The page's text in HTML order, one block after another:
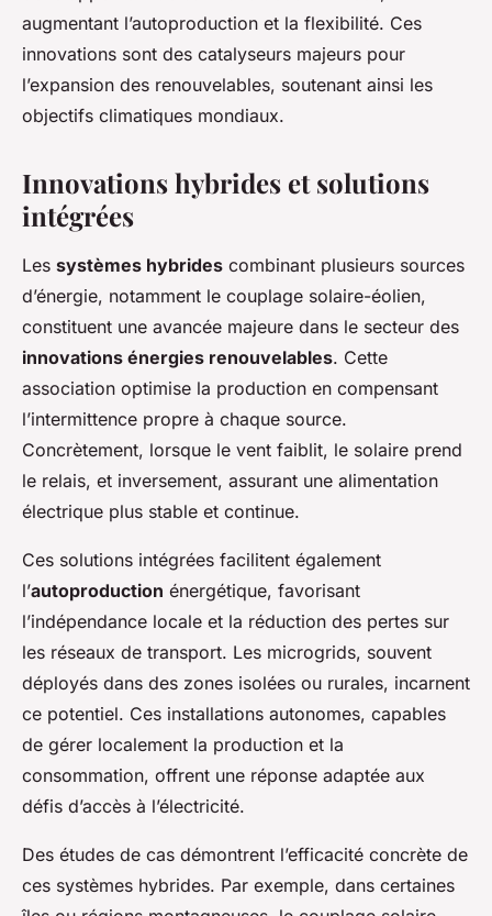
augmentant l’autoproduction et la flexibilité. Ces
innovations sont des catalyseurs majeurs pour
l’expansion des renouvelables, soutenant ainsi les
objectifs climatiques mondiaux.
Innovations hybrides et solutions
intégrées
Les systèmes hybrides combinant plusieurs sources
d’énergie, notamment le couplage solaire-éolien,
constituent une avancée majeure dans le secteur des
innovations énergies renouvelables. Cette
association optimise la production en compensant
l’intermittence propre à chaque source.
Concrètement, lorsque le vent faiblit, le solaire prend
le relais, et inversement, assurant une alimentation
électrique plus stable et continue.
Ces solutions intégrées facilitent également
l’autoproduction énergétique, favorisant
l’indépendance locale et la réduction des pertes sur
les réseaux de transport. Les microgrids, souvent
déployés dans des zones isolées ou rurales, incarnent
ce potentiel. Ces installations autonomes, capables
de gérer localement la production et la
consommation, offrent une réponse adaptée aux
défis d’accès à l’électricité.
Des études de cas démontrent l’efficacité concrète de
ces systèmes hybrides. Par exemple, dans certaines